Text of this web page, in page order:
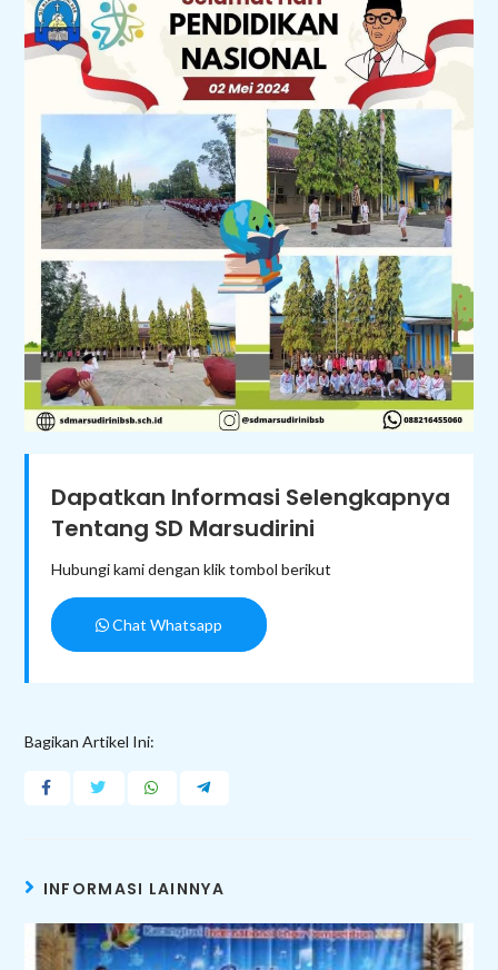
Dapatkan Informasi Selengkapnya
Tentang SD Marsudirini
Hubungi kami dengan klik tombol berikut
Chat Whatsapp
Bagikan Artikel Ini:
INFORMASI LAINNYA